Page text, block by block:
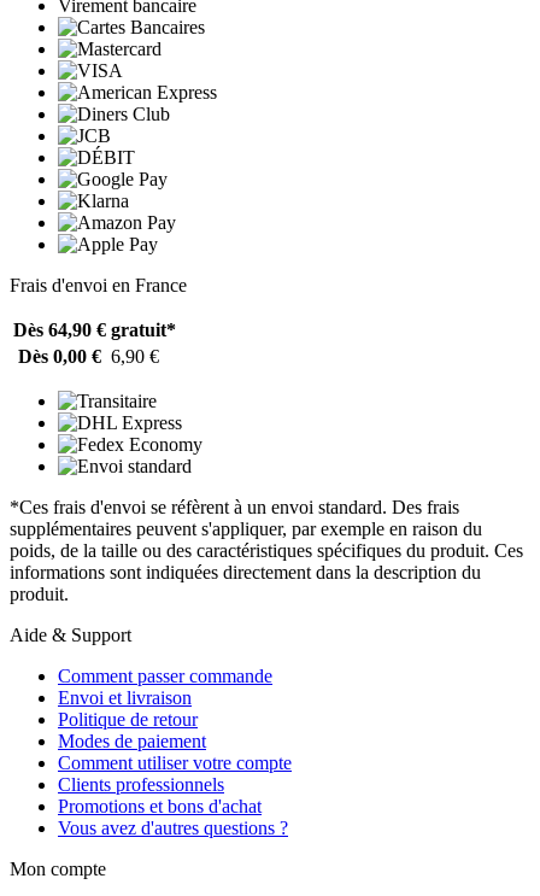
Virement bancaire
Frais d'envoi en France
Dès 64,90 € gratuit*
Dès 0,00 € 6,90 €
*Ces frais d'envoi se réfèrent à un envoi standard. Des frais
supplémentaires peuvent s'appliquer, par exemple en raison du
poids, de la taille ou des caractéristiques spécifiques du produit. Ces
informations sont indiquées directement dans la description du
produit.
Aide & Support
Comment passer commande
Envoi et livraison
Politique de retour
Modes de paiement
Comment utiliser votre compte
Clients professionnels
Promotions et bons d'achat
Vous avez d'autres questions ?
Mon compte